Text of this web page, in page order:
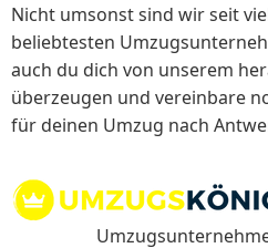
Nicht umsonst sind wir seit
beliebtesten
auch du dich von unserem
überzeugen und vereinbare
für deinen Umzug nach